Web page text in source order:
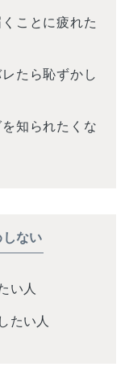
ことに疲れた
たら恥ずかし
知られたくな
しない
い人
たい人